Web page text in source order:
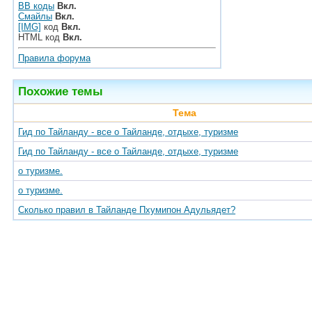
BB коды Вкл.
Смайлы Вкл.
[IMG] код Вкл.
HTML код Вкл.
Правила форума
Похожие темы
Тема
Гид по Тайланду - все о Тайланде, отдыхе, туризме
Гид по Тайланду - все о Тайланде, отдыхе, туризме
о туризме.
о туризме.
Сколько правил в Тайланде Пхумипон Адульядет?